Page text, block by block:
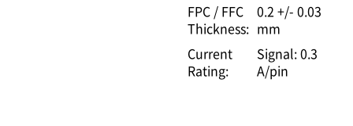
FPC / FFC
Thickness:
0.2 +/- 0.03
mm
Current
Rating:
Signal: 0.3
A/pin